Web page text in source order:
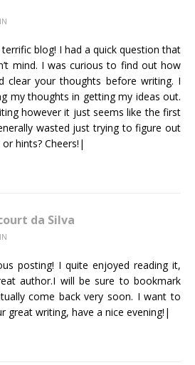
blog! I had a quick question that
mind. I was curious to find out how
clear your thoughts before writing. I
my thoughts in getting my ideas out.
however it just seems like the first
wasted just trying to figure out
hints? Cheers!|
da Silva
posting! I quite enjoyed reading it,
author.I will be sure to bookmark
come back very soon. I want to
great writing, have a nice evening!|